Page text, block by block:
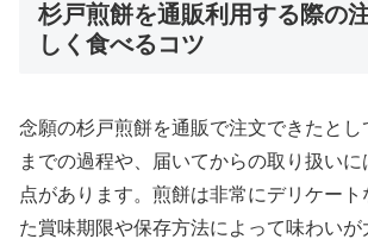
杉戸煎餅を通販利用する際の
しく食べるコツ
念願の杉戸煎餅を通販で注文できたとし
までの過程や、届いてからの取り扱い
点があります。煎餅は非常にデリケート
た賞味期限や保存方法によって味わいが